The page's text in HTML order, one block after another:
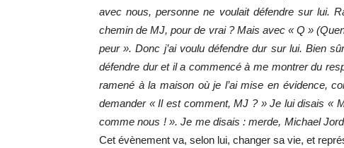
avec nous, personne ne voulait défendre sur lui.
chemin de MJ, pour de vrai ? Mais avec « Q »
peur ». Donc j’ai voulu défendre dur sur lui. Bien
défendre dur et il a commencé à me montrer du
ramené à la maison où je l’ai mise en évidence,
demander « Il est comment, MJ ? » Je lui disais «
comme nous ! ». Je me disais : merde, Michael
Cet évènement va, selon lui, changer sa vie, et